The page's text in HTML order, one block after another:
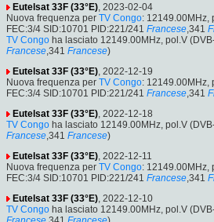
Eutelsat 33F (33°E), 2023-02-04
Nuova frequenza per TV Congo: 12149.00MHz,
FEC:3/4 SID:10701 PID:221/241 Francese,341
TV Congo ha lasciato 12149.00MHz, pol.V
Francese,341 Francese)
Eutelsat 33F (33°E), 2022-12-19
Nuova frequenza per TV Congo: 12149.00MHz,
FEC:3/4 SID:10701 PID:221/241 Francese,341
Eutelsat 33F (33°E), 2022-12-18
TV Congo ha lasciato 12149.00MHz, pol.V
Francese,341 Francese)
Eutelsat 33F (33°E), 2022-12-11
Nuova frequenza per TV Congo: 12149.00MHz,
FEC:3/4 SID:10701 PID:221/241 Francese,341
Eutelsat 33F (33°E), 2022-12-10
TV Congo ha lasciato 12149.00MHz, pol.V